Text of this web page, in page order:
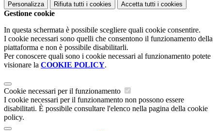
Personalizza Rifiuta tutti i cookies Accetta tutti i cookies
Gestione cookie
In questa schermata è possibile scegliere quali cookie consentire.
I cookie necessari sono quelli che consentono il funzionamento della
piattaforma e non è possibile disabilitarli.
Per conoscere quali sono i cookie necessari al funzionamento potete
visionare la COOKIE POLICY.
Cookie necessari per il funzionamento
I cookie necessari per il funzionamento non possono essere
disabilitati. È possibile consultare l'elenco nella pagina della cookie
policy.